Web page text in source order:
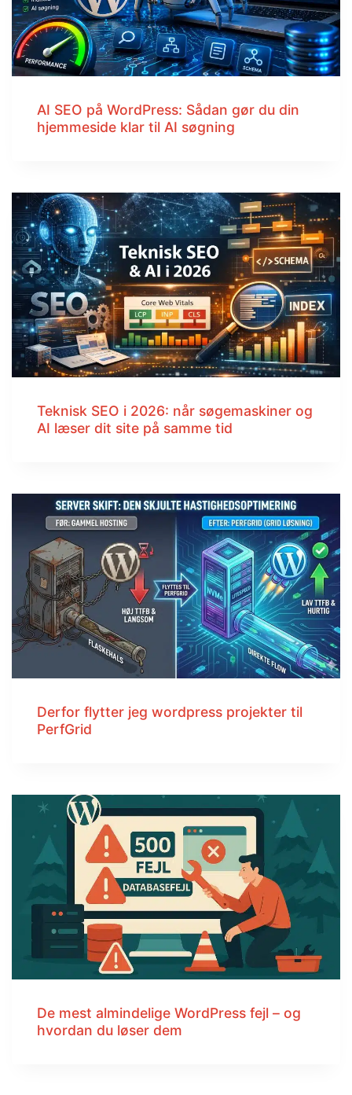
AI SEO på WordPress: Sådan gør du din
hjemmeside klar til AI søgning
Teknisk SEO i 2026: når søgemaskiner og
AI læser dit site på samme tid
Derfor flytter jeg wordpress projekter til
PerfGrid
De mest almindelige WordPress fejl – og
hvordan du løser dem